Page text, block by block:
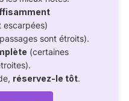
escarpées)
sont étroits).
(certaines
réservez-le tôt.